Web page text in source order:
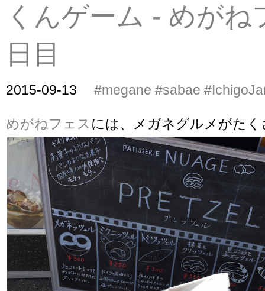
くんゲーム - めがね
日目
2015-09-13 #megane #sabae
めがねフェス には、メガネグルメがたく